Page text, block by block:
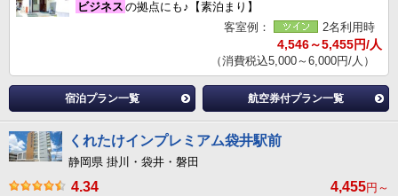
ビジネス の拠点にも♪【素泊まり】
客室例：
2名利用時
4,546～5,455円/人
（消費税込5,000～6,000円/人）
宿泊プラン一覧 航空券付プラン一覧
くれたけインプレミアム袋井駅前
静岡県 掛川・袋井・磐田
4.34 4,455円～